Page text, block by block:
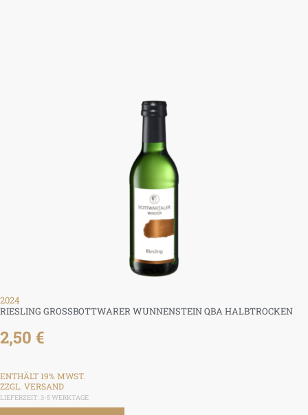
2024
RIESLING GROSSBOTTWARER WUNNENSTEIN QBA HALBTROCKEN
2,50 €
ENTHÄLT 19% MWST.
ZZGL. VERSAND
LIEFERZEIT: 3-5 WERKTAGE